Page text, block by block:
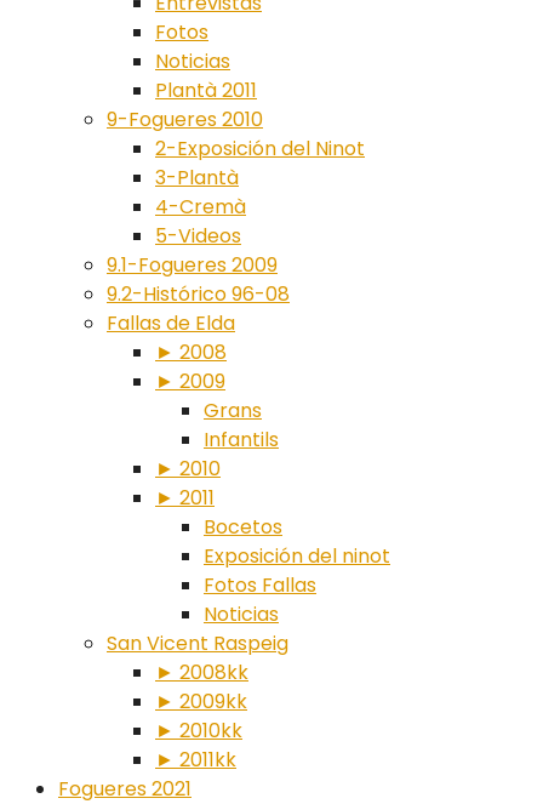
Fotos
Noticias
Plantà 2011
9-Fogueres 2010
2-Exposición del Ninot
3-Plantà
4-Cremà
5-Videos
9.1-Fogueres 2009
9.2-Histórico 96-08
Fallas de Elda
► 2008
► 2009
Grans
Infantils
► 2010
► 2011
Bocetos
Exposición del ninot
Fotos Fallas
Noticias
San Vicent Raspeig
► 2008kk
► 2009kk
► 2010kk
► 2011kk
Fogueres 2021